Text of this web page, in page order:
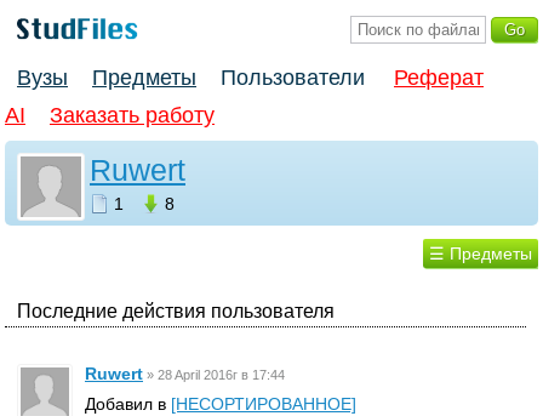
Вузы Предметы Пользователи
Реферат
AI
Заказать работу
Ruwert
1 8
☰ Предметы
Последние действия пользователя
Ruwert » 28 April 2016г в 17:44
Добавил в [НЕСОРТИРОВАННОЕ]